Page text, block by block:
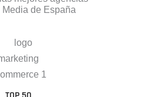
de España